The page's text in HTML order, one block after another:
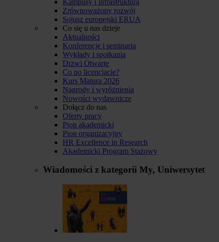
Zrównoważony rozwój
Sojusz europejski ERUA
Co się u nas dzieje
Aktualności
Konferencje i seminaria
Wykłady i spotkania
Drzwi Otwarte
Co po licencjacie?
Kurs Matura 2026
Nagrody i wyróżnienia
Nowości wydawnicze
Dołącz do nas
Oferty pracy
Pion akademicki
Pion organizacyjny
HR Excellence in Research
Akademicki Program Stażowy
Wiadomości z kategorii My, Uniwersytet